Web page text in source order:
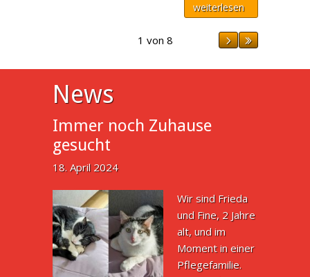
weiterlesen
1 von 8
News
Immer noch Zuhause
gesucht
18. April 2024
Wir sind Frieda
und Fine, 2 Jahre
alt, und im
Moment in einer
Pflegefamilie.